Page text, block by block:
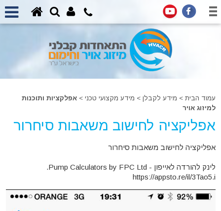
עמוד הבית > מידע לקבלן > מידע מקצועי טכני >אפלקציות ותוכנות
למיזוג אויר
אפליקציה לחישוב משאבות סיחרור
אפליקציה לחישוב משאבות סיחרור
לינק להורדה לאייפון - Pump Calculators by FPC Ltd.
https://appsto.re/il/3Tao5.i